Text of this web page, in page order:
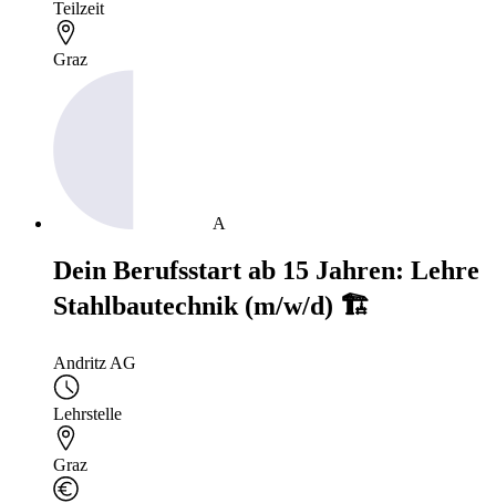
Teilzeit
Graz
A
Dein Berufsstart ab 15 Jahren: Lehre
Stahlbautechnik (m/w/d) 🏗️
Andritz AG
Lehrstelle
Graz